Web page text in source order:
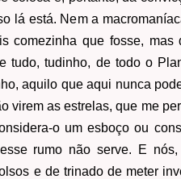
lá está. Nem a
comezinha que fosse,
tudo, tudinho, de todo o
aquilo que aqui nunca
virem as estrelas, que me
o um esboço ou
rumo não serve. E
e de trinado de meter